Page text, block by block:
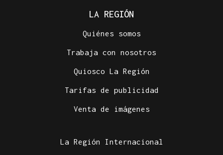
LA REGIÓN
Quiénes somos
Trabaja con nosotros
Quiosco La Región
Tarifas de publicidad
Venta de imágenes
La Región Internacional